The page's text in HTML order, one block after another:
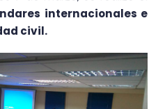
internacionales e
civil.